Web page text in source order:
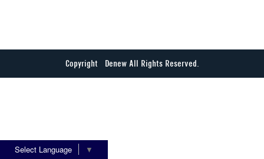
Copyright © Denew All Rights Reserved.
Select Language ▼